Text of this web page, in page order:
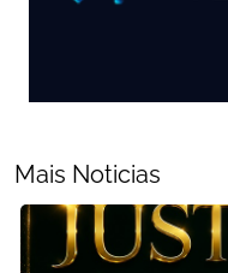
Mais Noticias